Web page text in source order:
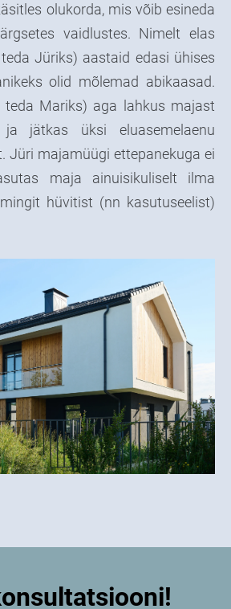
olukorda, mis võib esineda
vaidlustes. Nimelt elas
Jüriks) aastaid edasi ühises
olid mõlemad abikaasad.
teda Mariks) aga lahkus majast
jätkas üksi eluasemelaenu
Jüri majamüügi ettepanekuga ei
maja ainuisikuliselt ilma
hüvitist (nn kasutuseelist)